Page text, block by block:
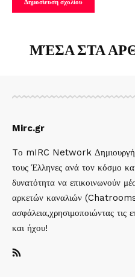
ΜΈΣΑ ΣΤΑ
Mirc.gr
Tο mIRC Network
τους Έλληνες ανά τον κόσμο
δυνατότητα να επικοινωνούν
αρκετών καναλιών
ασφάλεια,χρησιμοποιώντας τις
και ήχου!